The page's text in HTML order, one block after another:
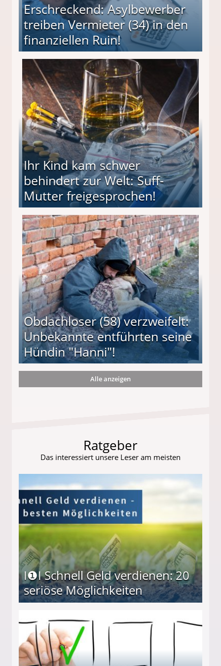
Erschreckend: Asylbewerber
treiben Vermieter (34) in den
finanziellen Ruin!
(34) in den finanziellen Ruin!
Ihr Kind kam schwer
behindert zur Welt: Suff-
Mutter freigesprochen!
Mutter freigesprochen!
Obdachloser (58) verzweifelt:
Unbekannte entführten seine
Hündin "Hanni"!
entführten seine Hündin "Hanni"!
Alle anzeigen
Ratgeber
Das interessiert unsere Leser am meisten
I❶I Schnell Geld verdienen: 20
seriöse Möglichkeiten